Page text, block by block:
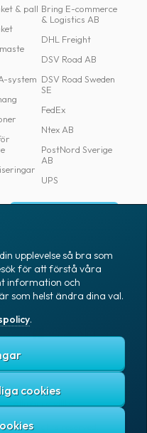
& pall
system
Bring E-commerce
& Logistics AB
DHL Freight
DSV Road AB
DSV Road Sweden
SE
FedEx
Ntex AB
PostNord Sverige
AB
UPS
Skapa konto
Allmänna villkor
All rights reserved.
upplevelse så bra som
för att förstå våra
information och
som helst ändra dina val.
.
cookies